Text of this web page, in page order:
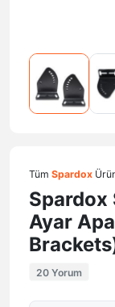
Tüm Spardox
Spardox
Ayar
20 Yorum